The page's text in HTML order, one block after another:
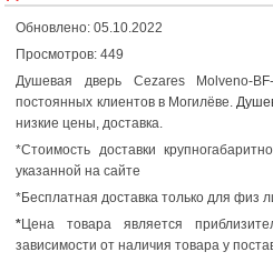
Обновлено: 05.10.2022
Просмотров: 449
Душевая дверь Cezares Molveno-
постоянных клиентов в Могилёве.
низкие цены, доставка.
*Стоимость доставки
указанной на сайте
*Бесплатная доставка только для физ
*Цена товара является
зависимости от наличия товара у